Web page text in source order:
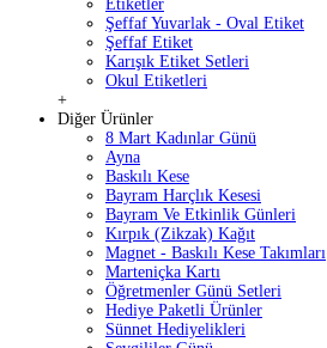
Etiketler
Şeffaf Yuvarlak - Oval Etiket
Şeffaf Etiket
Karışık Etiket Setleri
Okul Etiketleri
+
Diğer Ürünler
8 Mart Kadınlar Günü
Ayna
Baskılı Kese
Bayram Harçlık Kesesi
Bayram Ve Etkinlik Günleri
Kırpık (Zikzak) Kağıt
Magnet - Baskılı Kese Takımları
Marteniçka Kartı
Öğretmenler Günü Setleri
Hediye Paketli Ürünler
Sünnet Hediyelikleri